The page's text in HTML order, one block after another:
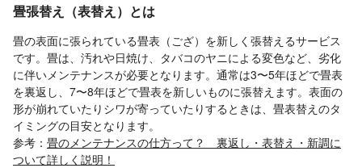
畳張替え（表替え）とは
畳の表面に張られている畳表（ござ）を新しく張替えるサービス
です。畳は、汚れや日焼け、タバコのヤニによる変色など、劣化
に伴いメンテナンスが必要となります。通常は3〜5年ほどで畳表
を裏返し、7〜8年ほどで畳表を新しいものに張替えます。表面の
形が崩れていたりシワが寄っていたりするときは、畳表替えのタ
イミングの目安となります。
参考： 畳のメンテナンスの仕方って？ 裏返し・表替え・新調に
ついて詳しく説明！